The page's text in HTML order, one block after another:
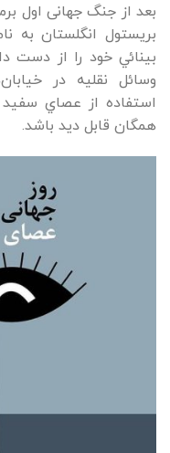
بريستول انگلستان به
بينائي خود را از دست
وسائل نقليه در
استفاده از عصاي سفيد
همگان قابل ديد باشد.